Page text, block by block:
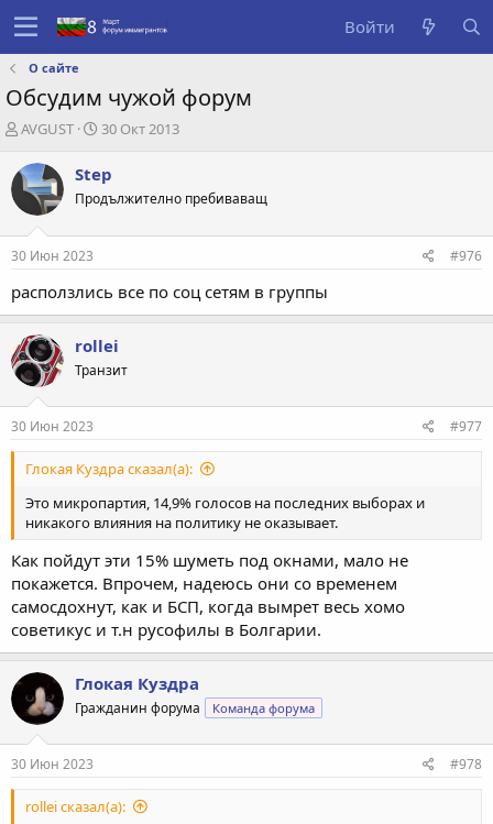
Войти
О сайте
Обсудим чужой форум
А
т
о
р
е
м
ы
AVGUST
Д
т
а
с
а
я
30 Окт 2013
Step
Продължително пребиваващ
30 Июн 2023 #976
расползлись все по соц сетям в группы
rollei
Транзит
30 Июн 2023 #977
Глокая Куздра сказал(а):
Это микропартия, 14,9% голосов на последних выборах и
никакого влияния на политику не оказывает.
Как пойдут эти 15% шуметь под окнами, мало не
покажется. Впрочем, надеюсь они со временем
самосдохнут, как и БСП, когда вымрет весь хомо
советикус и т.н русофилы в Болгарии.
Глокая Куздра
Гражданин форума Команда форума
30 Июн 2023 #978
rollei сказал(а):